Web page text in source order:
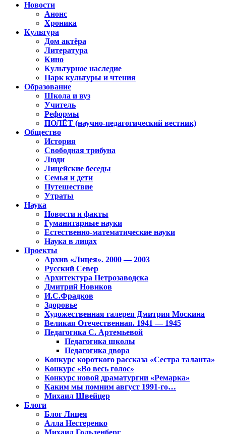
Новости
Анонс
Хроника
Культура
Дом актёра
Литература
Кино
Культурное наследие
Парк культуры и чтения
Образование
Школа и вуз
Учитель
Реформы
ПОЛЁТ (научно-педагогический вестник)
Общество
История
Свободная трибуна
Люди
Лицейские беседы
Семья и дети
Путешествие
Утраты
Наука
Новости и факты
Гуманитарные науки
Естественно-математические науки
Наука в лицах
Проекты
Архив «Лицея». 2000 — 2003
Русский Север
Архитектура Петрозаводска
Дмитрий Новиков
И.С.Фрадков
Здоровье
Художественная галерея Дмитрия Москина
Великая Отечественная. 1941 — 1945
Педагогика С. Артемьевой
Педагогика школы
Педагогика двора
Конкурс короткого рассказа «Сестра таланта»
Конкурс «Во весь голос»
Конкурс новой драматургии «Ремарка»
Каким мы помним август 1991-го…
Михаил Швейцер
Блоги
Блог Лицея
Алла Нестеренко